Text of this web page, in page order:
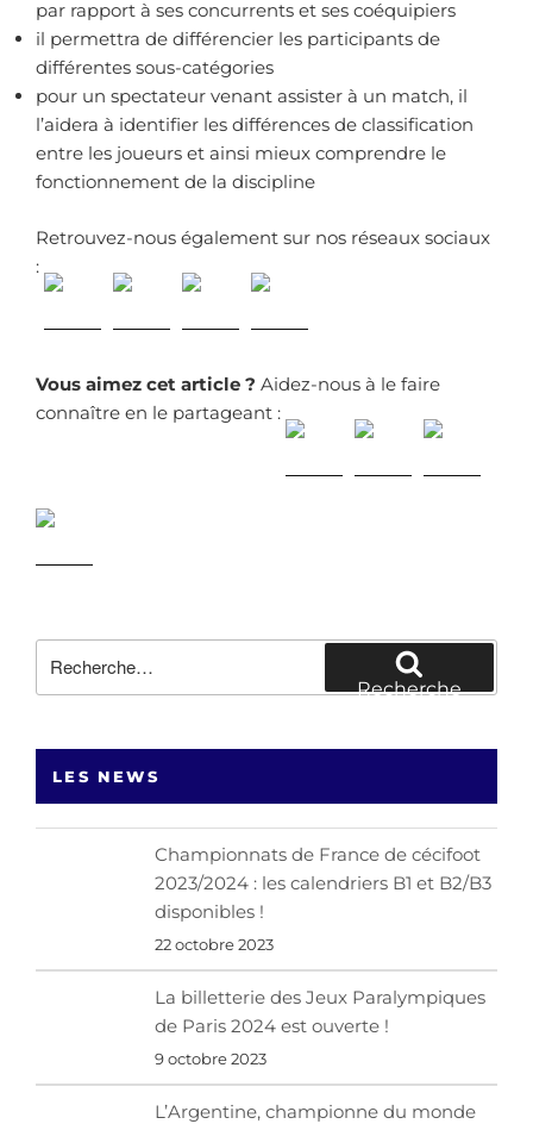
par rapport à ses concurrents et ses coéquipiers
il permettra de différencier les participants de
différentes sous-catégories
pour un spectateur venant assister à un match, il
l’aidera à identifier les différences de classification
entre les joueurs et ainsi mieux comprendre le
fonctionnement de la discipline
Retrouvez-nous également sur nos réseaux sociaux
:
Vous aimez cet article ? Aidez-nous à le faire
connaître en le partageant :
pour
Recherche
LES NEWS
Championnats de France de cécifoot
2023/2024 : les calendriers B1 et B2/B3
disponibles !
22 octobre 2023
La billetterie des Jeux Paralympiques
de Paris 2024 est ouverte !
9 octobre 2023
L’Argentine, championne du monde